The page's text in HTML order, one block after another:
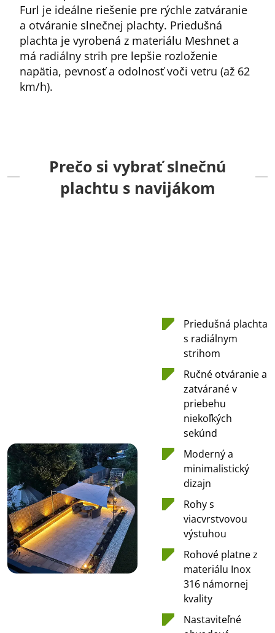
Furl je ideálne riešenie pre rýchle zatváranie
a otváranie slnečnej plachty. Priedušná
plachta je vyrobená z materiálu Meshnet a
má radiálny strih pre lepšie rozloženie
napätia, pevnosť a odolnosť voči vetru (až 62
km/h).
Prečo si vybrať slnečnú
plachtu s navijákom
Priedušná plachta
s radiálnym
strihom
Ručné otváranie a
zatvárané v
priebehu
niekoľkých
sekúnd
Moderný a
minimalistický
dizajn
Rohy s
viacvrstvovou
výstuhou
Rohové platne z
materiálu Inox
316 námornej
kvality
Nastaviteľné